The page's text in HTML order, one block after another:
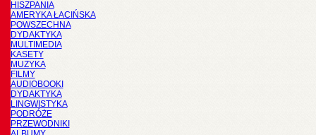
HISZPANIA
AMERYKA ŁACIŃSKA
POWSZECHNA
DYDAKTYKA
MULTIMEDIA
KASETY
MUZYKA
FILMY
AUDIOBOOKI
DYDAKTYKA
LINGWISTYKA
PODRÓŻE
PRZEWODNIKI